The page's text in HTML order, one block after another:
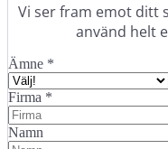
Vi ser fram emot ditt
använd helt
Ämne *
Firma *
Namn